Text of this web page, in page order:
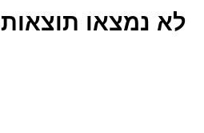
לא נמצאו תוצאות